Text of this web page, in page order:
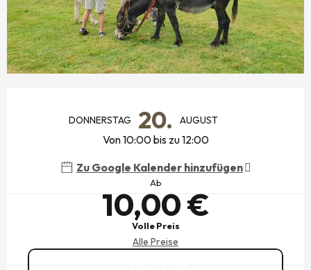
DONNERSTAG 20. AUGUST
Von 10:00 bis zu 12:00
Zu Google Kalender hinzufügen
Ab
10,00 €
Volle Preis
Alle Preise